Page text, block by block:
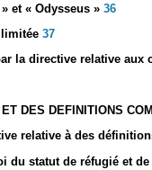
et « Odysseus »36
37
la directive relative
ET DES DEFINITIONS
relative à des
du statut de réfugié et